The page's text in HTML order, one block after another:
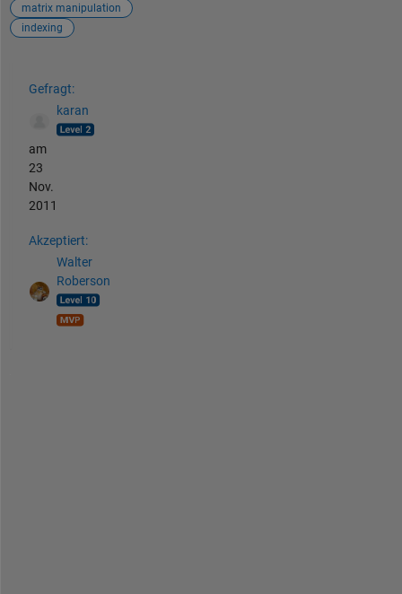
matrix manipulation
indexing
Gefragt:
karan
am
23
Nov.
2011
Akzeptiert:
Walter
Roberson